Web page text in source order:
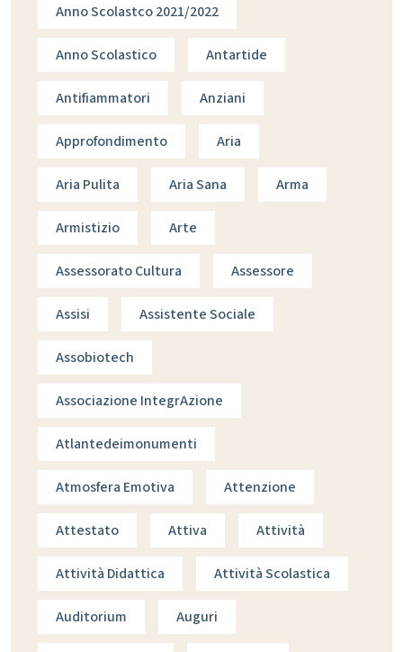
Anno Scolastco 2021/2022
Anno Scolastico Antartide
Antifiammatori Anziani
Approfondimento Aria
Aria Pulita Aria Sana Arma
Armistizio Arte
Assessorato Cultura Assessore
Assisi Assistente Sociale
Assobiotech
Associazione IntegrAzione
Atlantedeimonumenti
Atmosfera Emotiva Attenzione
Attestato Attiva Attività
Attività Didattica Attività Scolastica
Auditorium Auguri